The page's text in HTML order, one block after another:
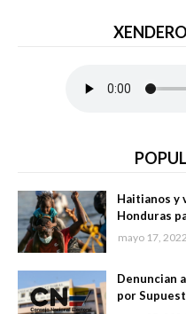
Haitianos y
Honduras
mayo 17, 2022
Denuncian
por